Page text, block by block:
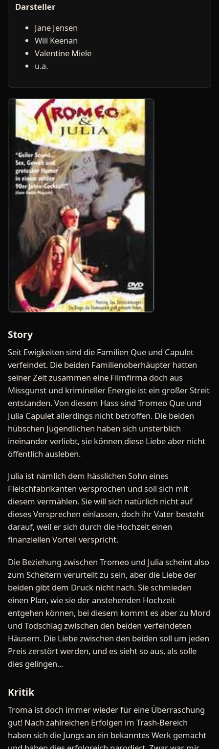
Darsteller
Jane Jensen
Will Keenan
Valentine Miele
u.a.
Story
Seit Ewigkeiten sind die Familien Que und Capulet
verfeindet. Die beiden Familienoberhäupter hatten
seiner Zeit zusammen eine Filmfirma doch aus
Missgunst und krimineller Energie ist ein großer Streit
entstanden. Von diesem Hass sind Tromeo Que und
Julia Capulet allerdings nicht betroffen. Die beiden
hübschen Jugendlichen haben sich unsterblich
ineinander verliebt, sie können diese Liebe aber nicht
öffentlich ausleben.
Julia ist nämlich dem hässlichen Sohn eines
Fleischfabrikanten versprochen und soll sich mit
diesem vermählen. Sie will sich natürlich nicht auf
dieses Versprechen einlassen, doch ihr Vater besteht
darauf, weil er sich durch die Hochzeit einen
finanziellen Vorteil verspricht.
Die Beziehung zwischen Tromeo und Julia scheint also
zum Scheitern verurteilt zu sein, aber die Liebe der
beiden gibt dem Druck nicht nach. Sie schmieden
einen Plan, wie sie der anstehenden Hochzeit
entgehen können, bei diesem kommt es aber zu Mord
und Todschlag zwischen den beiden verfeindeten
Häusern. Die Liebe zwischen den beiden soll um jeden
Preis zerstört werden, und es sieht so aus, als solle
dies gelingen...
Kritik
Troma ist doch immer wieder für eine Überraschung
gut! Nach zahlreichen Erfolgen im Trash-Bereich
haben sich die Jungs an ein bekanntes Werk gemacht